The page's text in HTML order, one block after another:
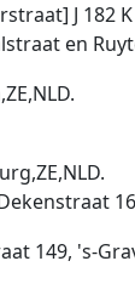
J 182
en
149, 's-